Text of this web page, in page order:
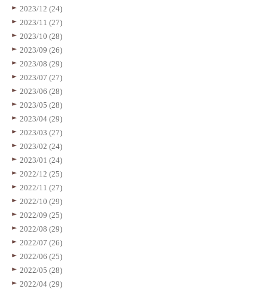
2023/12 (24)
2023/11 (27)
2023/10 (28)
2023/09 (26)
2023/08 (29)
2023/07 (27)
2023/06 (28)
2023/05 (28)
2023/04 (29)
2023/03 (27)
2023/02 (24)
2023/01 (24)
2022/12 (25)
2022/11 (27)
2022/10 (29)
2022/09 (25)
2022/08 (29)
2022/07 (26)
2022/06 (25)
2022/05 (28)
2022/04 (29)